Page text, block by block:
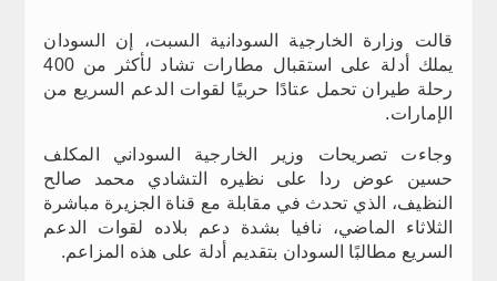
قالت وزارة الخارجية السودانية السبت، إن السودان
يملك أدلة على استقبال مطارات تشاد لأكثر من 400
رحلة طيران تحمل عتادًا حربيًا لقوات الدعم السريع من
الإمارات.
وجاءت تصريحات وزير الخارجية السوداني المكلف
حسين عوض ردا على نظيره التشادي محمد صالح
النظيف، الذي تحدث في مقابلة مع قناة الجزيرة مباشرة
الثلاثاء الماضي، نافيا بشدة دعم بلاده لقوات الدعم
السريع مطالبًا السودان بتقديم أدلة على هذه المزاعم.